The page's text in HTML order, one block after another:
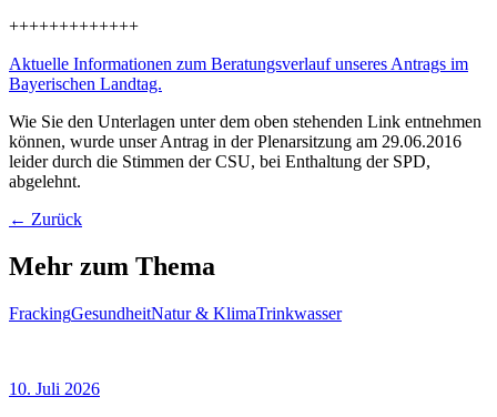
+++++++++++++
Aktuelle Informationen zum Beratungsverlauf unseres Antrags im
Bayerischen Landtag.
Wie Sie den Unterlagen unter dem oben stehenden Link entnehmen
können, wurde unser Antrag in der Plenarsitzung am 29.06.2016
leider durch die Stimmen der CSU, bei Enthaltung der SPD,
abgelehnt.
← Zurück
Mehr zum Thema
FrackingGesundheitNatur & KlimaTrinkwasser
10. Juli 2026